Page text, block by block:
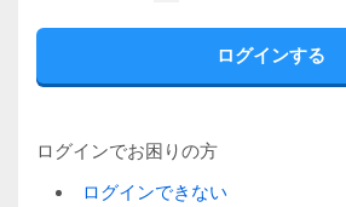
ログインでお困りの方
ログインできない